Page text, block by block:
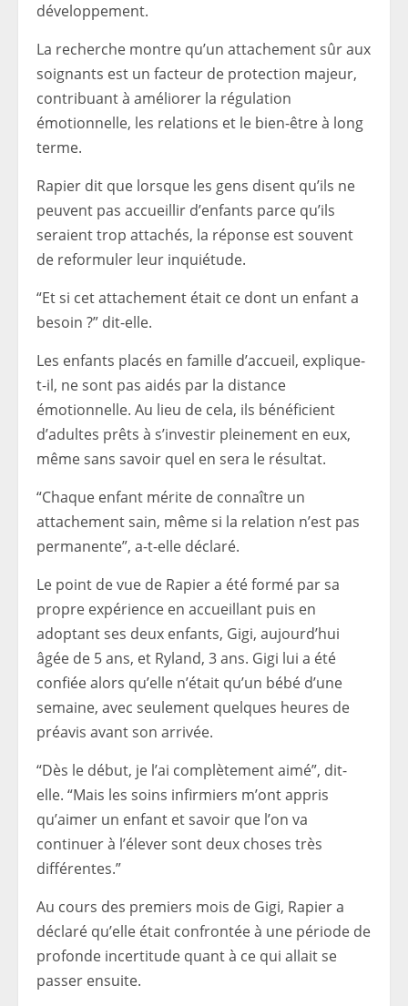
développement.
La recherche montre qu’un attachement sûr aux
soignants est un facteur de protection majeur,
contribuant à améliorer la régulation
émotionnelle, les relations et le bien-être à long
terme.
Rapier dit que lorsque les gens disent qu’ils ne
peuvent pas accueillir d’enfants parce qu’ils
seraient trop attachés, la réponse est souvent
de reformuler leur inquiétude.
“Et si cet attachement était ce dont un enfant a
besoin ?” dit-elle.
Les enfants placés en famille d’accueil, explique-
t-il, ne sont pas aidés par la distance
émotionnelle. Au lieu de cela, ils bénéficient
d’adultes prêts à s’investir pleinement en eux,
même sans savoir quel en sera le résultat.
“Chaque enfant mérite de connaître un
attachement sain, même si la relation n’est pas
permanente”, a-t-elle déclaré.
Le point de vue de Rapier a été formé par sa
propre expérience en accueillant puis en
adoptant ses deux enfants, Gigi, aujourd’hui
âgée de 5 ans, et Ryland, 3 ans. Gigi lui a été
confiée alors qu’elle n’était qu’un bébé d’une
semaine, avec seulement quelques heures de
préavis avant son arrivée.
“Dès le début, je l’ai complètement aimé”, dit-
elle. “Mais les soins infirmiers m’ont appris
qu’aimer un enfant et savoir que l’on va
continuer à l’élever sont deux choses très
différentes.”
Au cours des premiers mois de Gigi, Rapier a
déclaré qu’elle était confrontée à une période de
profonde incertitude quant à ce qui allait se
passer ensuite.